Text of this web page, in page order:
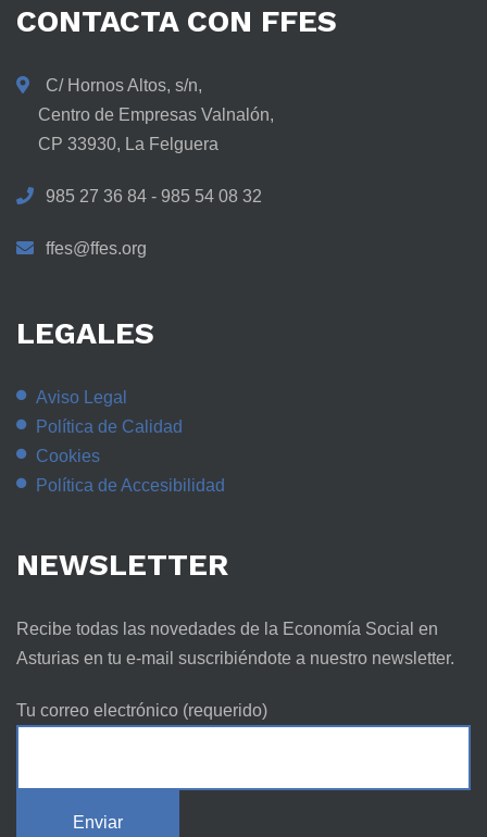
CONTACTA CON FFES
C/ Hornos Altos, s/n,
Centro de Empresas Valnalón,
CP 33930, La Felguera
985 27 36 84 - 985 54 08 32
ffes@ffes.org
LEGALES
Aviso Legal
Política de Calidad
Cookies
Política de Accesibilidad
NEWSLETTER
Recibe todas las novedades de la Economía Social en
Asturias en tu e-mail suscribiéndote a nuestro newsletter.
Tu correo electrónico (requerido)